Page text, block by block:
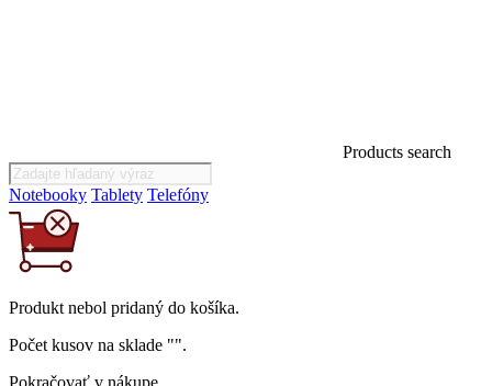
Products search
Notebooky Tablety Telefóny
Produkt nebol pridaný do košíka.
Počet kusov na sklade "".
Pokračovať v nákupe